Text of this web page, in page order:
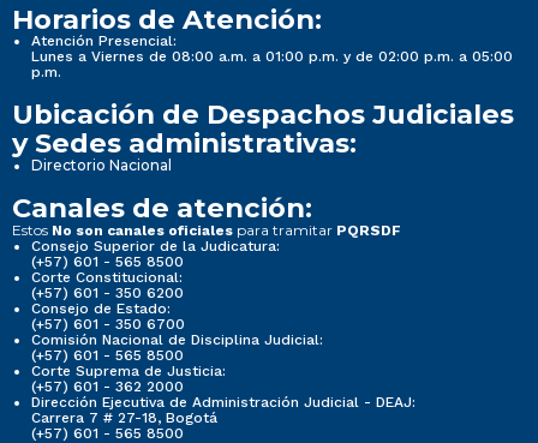
Horarios de Atención:
Atención Presencial:
Lunes a Viernes de 08:00 a.m. a 01:00 p.m. y de 02:00 p.m. a 05:00
p.m.
Ubicación de Despachos Judiciales
y Sedes administrativas:
Directorio Nacional
Canales de atención:
Estos No son canales oficiales para tramitar PQRSDF
Consejo Superior de la Judicatura:
(+57) 601 - 565 8500
Corte Constitucional:
(+57) 601 - 350 6200
Consejo de Estado:
(+57) 601 - 350 6700
Comisión Nacional de Disciplina Judicial:
(+57) 601 - 565 8500
Corte Suprema de Justicia:
(+57) 601 - 362 2000
Dirección Ejecutiva de Administración Judicial - DEAJ:
Carrera 7 # 27-18, Bogotá
(+57) 601 - 565 8500